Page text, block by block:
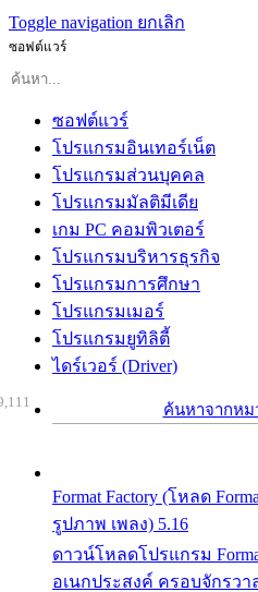
Toggle navigation ยกเลิก
ซอฟต์แวร์
ซอฟต์แวร์
โปรแกรมอินเทอร์เน็ต
โปรแกรมส่วนบุคคล
โปรแกรมมัลติมีเดีย
เกม PC คอมพิวเตอร์
โปรแกรมบริหารธุรกิจ
โปรแกรมการศึกษา
โปรแกรมเมอร์
โปรแกรมยูทิลิตี้
ไดร์เวอร์ (Driver)
ค้นหาจากห
Format Factory (โหลด
รูปภาพ เพลง) 5.16
ดาวน์โหลดโปรแกรม
อเนกประสงค์ ครอบจักรว